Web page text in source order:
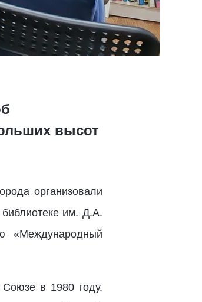
высот
организовали
им. Д.А.
«Международный
в 1980 году.